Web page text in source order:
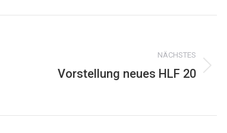
NÄCHSTES
Vorstellung neues HLF 20